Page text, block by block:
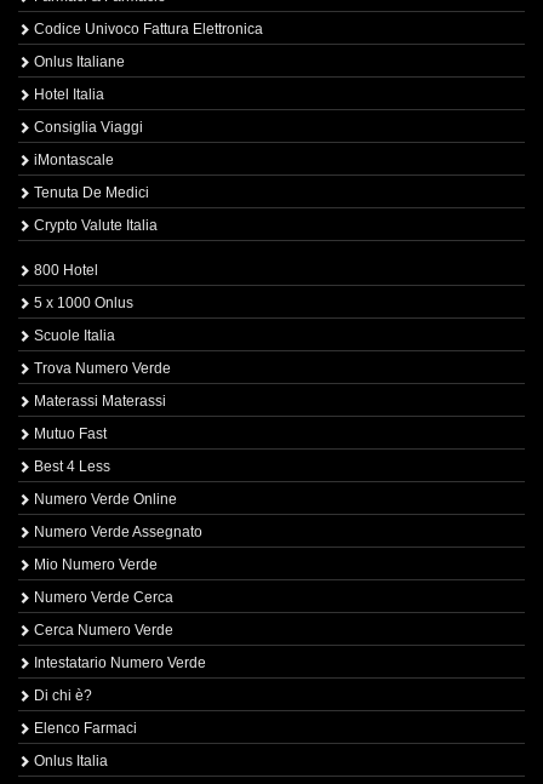
Codice Univoco Fattura Elettronica
Onlus Italiane
Hotel Italia
Consiglia Viaggi
iMontascale
Tenuta De Medici
Crypto Valute Italia
800 Hotel
5 x 1000 Onlus
Scuole Italia
Trova Numero Verde
Materassi Materassi
Mutuo Fast
Best 4 Less
Numero Verde Online
Numero Verde Assegnato
Mio Numero Verde
Numero Verde Cerca
Cerca Numero Verde
Intestatario Numero Verde
Di chi è?
Elenco Farmaci
Onlus Italia